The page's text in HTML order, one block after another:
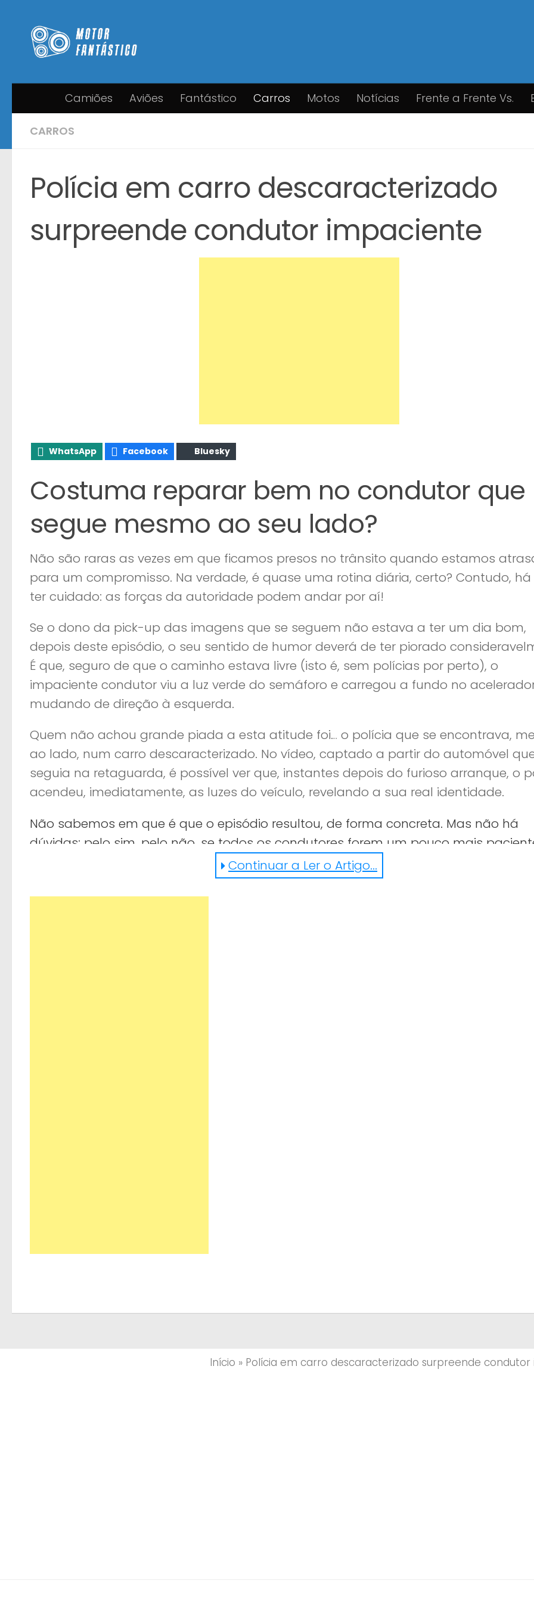
Camiões Aviões Fantástico Carros Motos Notícias Frente a Frente Vs.
CARROS
Polícia em carro descaracterizado
surpreende condutor impaciente
WhatsApp Facebook Bluesky
Costuma reparar bem no condutor que
segue mesmo ao seu lado?
Não são raras as vezes em que ficamos presos no trânsito quando estamos
para um compromisso. Na verdade, é quase uma rotina diária, certo? Contudo,
ter cuidado: as forças da autoridade podem andar por aí!
Se o dono da pick-up das imagens que se seguem não estava a ter um dia bom,
depois deste episódio, o seu sentido de humor deverá de ter piorado
É que, seguro de que o caminho estava livre (isto é, sem polícias por perto), o
impaciente condutor viu a luz verde do semáforo e carregou a fundo no
mudando de direção à esquerda.
Quem não achou grande piada a esta atitude foi… o polícia que se encontrava,
ao lado, num carro descaracterizado. No vídeo, captado a partir do automóvel
seguia na retaguarda, é possível ver que, instantes depois do furioso arranque, o
acendeu, imediatamente, as luzes do veículo, revelando a sua real identidade.
Não sabemos em que é que o episódio resultou, de forma concreta. Mas não há
dúvidas: pelo sim, pelo não, se todos os condutores forem um pouco mais
saímos todos a ganhar. Não acha?
https://youtu.be/XwwB5D1uGUA
Continuar a Ler o Artigo...
Início » Polícia em carro descaracterizado surpreende